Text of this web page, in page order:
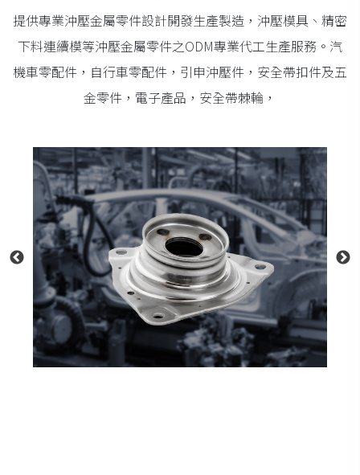
提供專業沖壓金屬零件設計開發生產製造，沖壓模具、精密
下料連續模等沖壓金屬零件之ODM專業代工生產服務。汽
機車零配件，自行車零配件，引申沖壓件，安全帶扣件及五
金零件，電子產品，安全帶棘輪，